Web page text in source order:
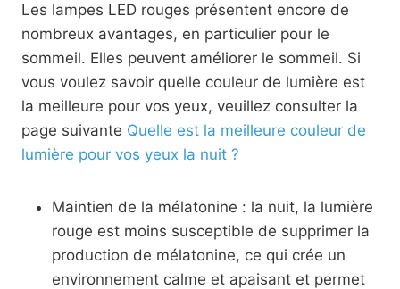
Les lampes LED rouges présentent encore de
nombreux avantages, en particulier pour le
sommeil. Elles peuvent améliorer le sommeil. Si
vous voulez savoir quelle couleur de lumière est
la meilleure pour vos yeux, veuillez consulter la
page suivante Quelle est la meilleure couleur de
lumière pour vos yeux la nuit ?
Maintien de la mélatonine : la nuit, la lumière
rouge est moins susceptible de supprimer la
production de mélatonine, ce qui crée un
environnement calme et apaisant et permet